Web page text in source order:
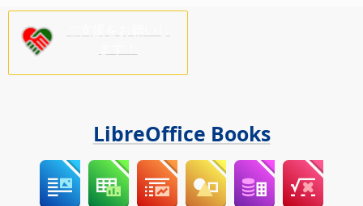
LibreOffice Books